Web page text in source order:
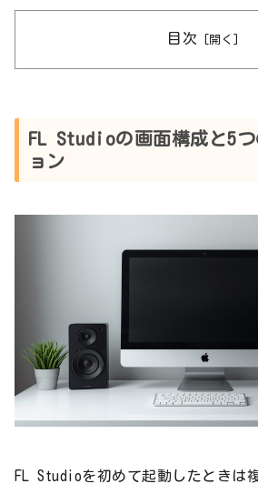
目次
FL Studioの画面構成と5
ョン
FL Studioを初めて起動したときは